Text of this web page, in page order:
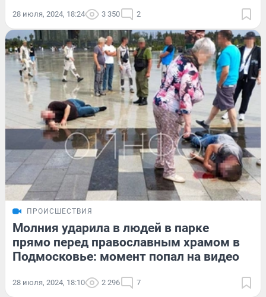
28 июля, 2024, 18:24 3 350 2
ПРОИСШЕСТВИЯ
Молния ударила в людей в парке
прямо перед православным храмом в
Подмосковье: момент попал на видео
28 июля, 2024, 18:10 2 296 7